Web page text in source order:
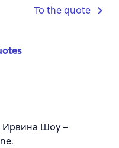
To the quote
Ирвина Шоу –